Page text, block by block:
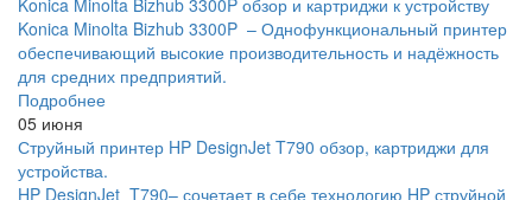
Konica Minolta Bizhub 3300P обзор и картриджи к устройству
Konica Minolta Bizhub 3300P – Однофункциональный принтер
обеспечивающий высокие производительность и надёжность
для средних предприятий.
Подробнее
05 июня
Струйный принтер HP DesignJet T790 обзор, картриджи для
устройства.
HP DesignJet T790– сочетает в себе технологию HP струйной